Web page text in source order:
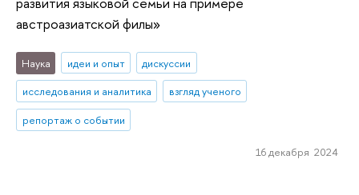
австроазиатской филы»
Наука идеи и опыт
дискуссии
исследования и аналитика
взгляд ученого
репортаж о событии
16 декабря 2024